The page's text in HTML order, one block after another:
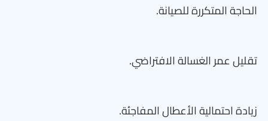
الحاجة المتكررة للصيانة.
تقليل عمر الغسالة الافتراضي.
زيادة احتمالية الأعطال المفاجئة.